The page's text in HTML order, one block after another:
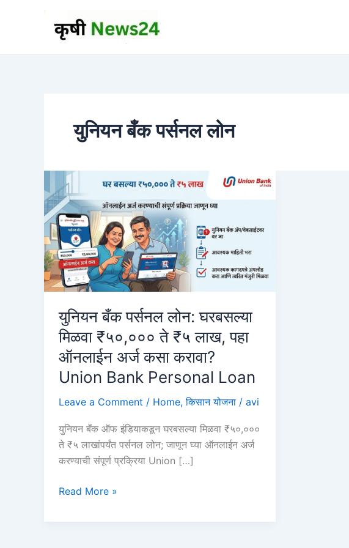
युनियन बँक पर्सनल लोन
युनियन बँक पर्सनल लोन: घरबसल्या
मिळवा ₹५०,००० ते ₹५ लाख, पहा
ऑनलाईन अर्ज कसा करावा?
Union Bank Personal Loan
Leave a Comment / Home,किसान योजना / avi
युनियन बँक ऑफ इंडियाकडून घरबसल्या मिळवा ₹५०,०००
ते ₹५ लाखांपर्यंत पर्सनल लोन; जाणून घ्या ऑनलाईन अर्ज
करण्याची संपूर्ण प्रक्रिया Union […]
युनियन
Read More »